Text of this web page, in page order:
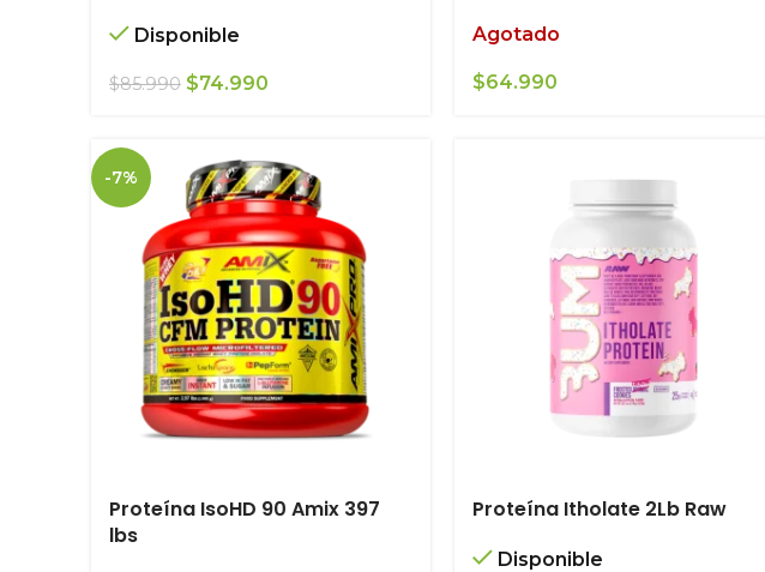
Disponible
$85.990 El
era:
$85.990.
$74.990
es:
$74.990.
Agotado
$64.990
-7%
Proteína IsoHD 90 Amix 397
lbs
Proteína Itholate 2Lb Raw
Disponible